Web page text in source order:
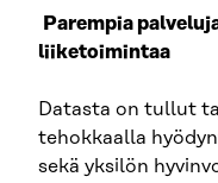
Parempia
liiketoimintaa
Datasta on tullut
tehokkaalla
sekä yksilön